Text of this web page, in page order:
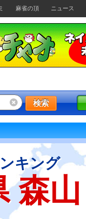
麻雀の頂 ニュース
検索
キング
森山